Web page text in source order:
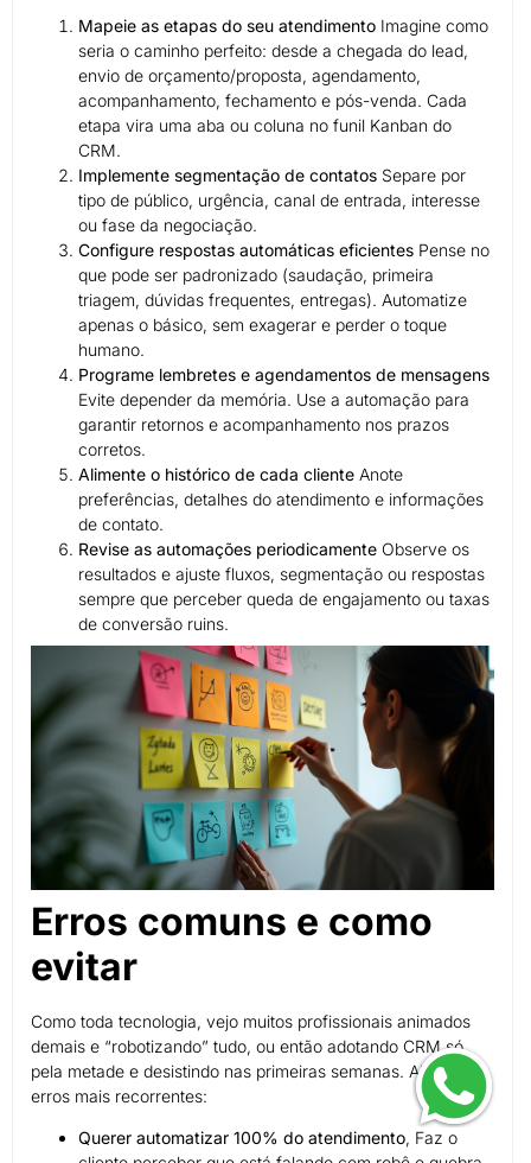
Mapeie as etapas do seu atendimento Imagine como
seria o caminho perfeito: desde a chegada do lead,
envio de orçamento/proposta, agendamento,
acompanhamento, fechamento e pós-venda. Cada
etapa vira uma aba ou coluna no funil Kanban do
CRM.
Implemente segmentação de contatos Separe por
tipo de público, urgência, canal de entrada, interesse
ou fase da negociação.
Configure respostas automáticas eficientes Pense no
que pode ser padronizado (saudação, primeira
triagem, dúvidas frequentes, entregas). Automatize
apenas o básico, sem exagerar e perder o toque
humano.
Programe lembretes e agendamentos de mensagens
Evite depender da memória. Use a automação para
garantir retornos e acompanhamento nos prazos
corretos.
Alimente o histórico de cada cliente Anote
preferências, detalhes do atendimento e informações
de contato.
Revise as automações periodicamente Observe os
resultados e ajuste fluxos, segmentação ou respostas
sempre que perceber queda de engajamento ou taxas
de conversão ruins.
Erros comuns e como
evitar
Como toda tecnologia, vejo muitos profissionais animados
demais e “robotizando” tudo, ou então adotando CRM só
pela metade e desistindo nas primeiras semanas. Alguns
erros mais recorrentes:
Querer automatizar 100% do atendimento, Faz o